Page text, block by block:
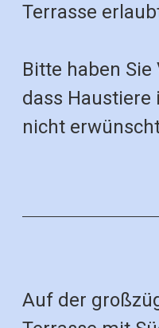
Terrasse
Bitte haben
dass Haustiere
nicht
Auf der